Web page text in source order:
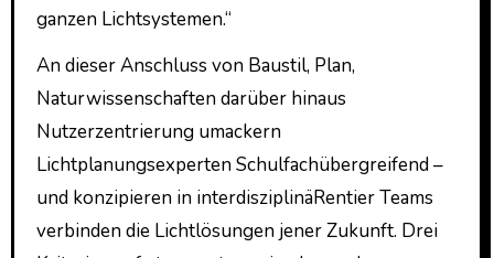
ganzen Lichtsystemen.“
An dieser Anschluss von Baustil, Plan,
Naturwissenschaften darüber hinaus
Nutzerzentrierung umackern
Lichtplanungsexperten Schulfachübergreifend –
und konzipieren in interdisziplinäRentier Teams
verbinden die Lichtlösungen jener Zukunft. Drei